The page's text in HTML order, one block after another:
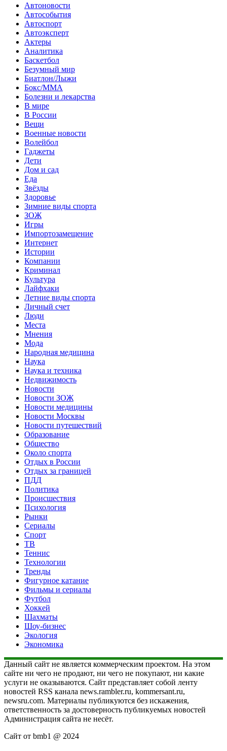
Автоновости
Автособытия
Автоспорт
Автоэксперт
Актеры
Аналитика
Баскетбол
Безумный мир
Биатлон/Лыжи
Бокс/MMA
Болезни и лекарства
В мире
В России
Вещи
Военные новости
Волейбол
Гаджеты
Дети
Дом и сад
Еда
Звёзды
Здоровье
Зимние виды спорта
ЗОЖ
Игры
Импортозамещение
Интернет
Истории
Компании
Криминал
Культура
Лайфхаки
Летние виды спорта
Личный счет
Люди
Места
Мнения
Мода
Народная медицина
Наука
Наука и техника
Недвижимость
Новости
Новости ЗОЖ
Новости медицины
Новости Москвы
Новости путешествий
Образование
Общество
Около спорта
Отдых в России
Отдых за границей
ПДД
Политика
Происшествия
Психология
Рынки
Сериалы
Спорт
ТВ
Теннис
Технологии
Тренды
Фигурное катание
Фильмы и сериалы
Футбол
Хоккей
Шахматы
Шоу-бизнес
Экология
Экономика
Данный сайт не является коммерческим проектом. На этом
сайте ни чего не продают, ни чего не покупают, ни какие
услуги не оказываются. Сайт представляет собой ленту
новостей RSS канала news.rambler.ru, kommersant.ru,
newsru.com. Материалы публикуются без искажения,
ответственность за достоверность публикуемых новостей
Администрация сайта не несёт.
Сайт от bmb1 @ 2024